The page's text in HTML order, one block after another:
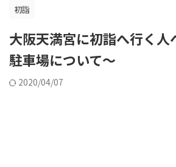
初詣
大阪天満宮に初詣へ行く人
駐車場について～
2020/04/07